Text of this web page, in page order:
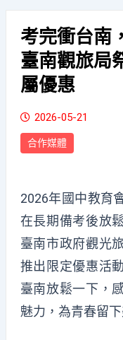
考完衝台南
臺南觀旅局
屬優惠
2026-05-21
合作媒體
2026年國中教育
在長期備考後放
臺南市政府觀光
推出限定優惠活
臺南放鬆一下，
魅力，為青春留